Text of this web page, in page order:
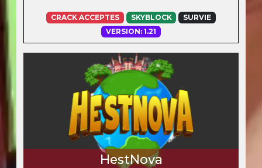
CRACK ACCEPTES SKYBLOCK
SURVIE
VERSION: 1.21
HestNova